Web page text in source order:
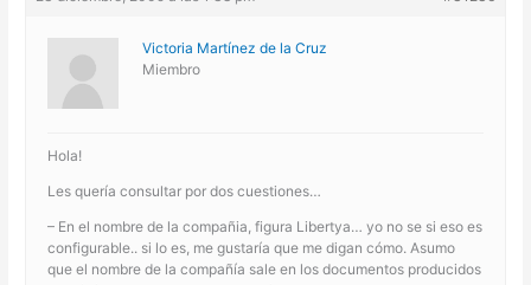
Victoria Martínez de la Cruz
Miembro
Hola!
Les quería consultar por dos cuestiones…
– En el nombre de la compañia, figura Libertya… yo no se si eso es
configurable.. si lo es, me gustaría que me digan cómo. Asumo
que el nombre de la compañía sale en los documentos producidos